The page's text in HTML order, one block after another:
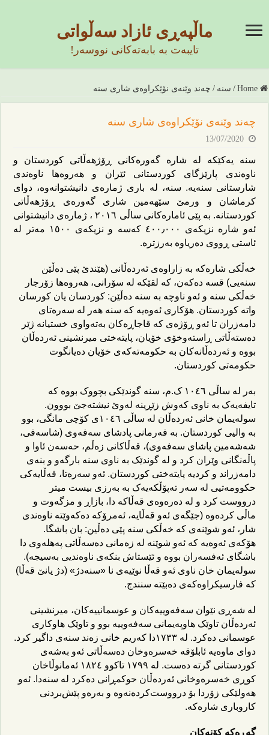
ماڵپەڕی ئازاد سەڵواتی
تایبەت بە بابەتەکانی نووسەر!
Home
/ سنە / چەند وێنەی نۆێکراوەی شاری سنە
چەند وێنەی نۆێکراوەی شاری سنە
13/07/2020
سنە یەکێکە لە شارە گەورەکانی ڕۆژھەڵاتی کوردستان و
ناوەندی پارێزگای کوردستانی ئێران و هەروەها ناوەندی
شارستانی سنەیە‌. سنە، لە باری ژمارەی دانیشتوانەوە، دوای
کرماشان و ورمێ سێهەمین شاری گەورەی ڕۆژهەڵاتی
کوردستانه‌. بە پێی ئامارەکانی ساڵی ٢٠١٦ ، ژمارەی دانیشتوانی
ئەو شارە نزیکەی ٤٠٠٫٠٠٠ کەسە و نزیکەی ١٥٠٠ مەتر لە
ئاستی ڕووی دەریاوه بەرزترە.
خەڵکی شارەکە بە زاراوەی ئەردەڵانی (هێندێ پێی دەڵێن
سنەیی) قسە دەکەن، کە لقێکە لە سۆرانی، هەروەها زۆرجار
خەڵکی سنە و ئەو ناوچە بە سنە دەڵێن: کوردسان یان کورسان
واتە کوردستان. هۆکاری ئەوەیە کە سنە هەر لە سەرەتای
دامەزران تا ئەو ڕۆژەی کە قاجاڕەکان بەتەواوی خستیانە ژێر
دەستەڵاتی ڕاستەوخۆی خۆیان، پایتەختی میرنشینی ئەردەڵان
بووە و ئەردەڵانەکان بە حکومەتەکەی خۆیان دەیانگوت
حکومەتی کوردستان.
بەر لە ساڵی ١٠٤٦ ک.م، سنە گوندێکی بچووک بووە کە
تایفەیەک بە ناوی کەوش زێڕینە لەوێ نیشتەجێ بووون.
سولەیمان خانی ئەردەڵان لە ساڵی ١٠٤٦ی کۆچی مانگی، بوو
بە والیی کوردستان. بە فەرمانی پادشای سەفەوی (شاسەفی،
شەشەمین پاشای سەفەوی)، قەڵاکانی زەڵم، حەسەن ئاوا و
پاڵەنگانی وێران کرد و لە گوندێک بە ناوی سنە بارگەو و بنەی
دامەزراند و کردیە پایتەختی کوردستان. ئەو سەرەتا، قەڵایەکی
حکوومەتیی لە سەر تەپۆڵکەیەک بە بەرزی بیست میتر
درووست کرد و لە دەرەوەی قەڵاکە دا، بازاڕ و مزگەوت و
ماڵی کردەوە (جێگەی ئەو قەڵایە، ئەمرۆکە دەکەوێتە ناوەندی
شار، ئەو شوێنەی کە خەڵکی سنە پێی دەڵین: بان باشگا.
ھۆکەی ئەوەیە کە ئەو شوێنە لە زەمانی دەسەڵاتی پەھلەوی دا
باشگای ئەفسەران بووە و ئێستاش بنکەی ناوەندیی بەسیجە).
سولەیمان خان ناوی ئەو قەڵا نوێیەی نا «سنەدژ» (دژ یانێ قەڵا)
کە فارسیکراوەکەی دەبێتە سنندج.
لە شەڕی نێوان سەفەوییەکان و عوسمانییەکان، میرنشینی
ئەردەڵان تاوێک ھاوپەیمانی سەفەوییە بوو و تاوێک ھاوکاری
عوسمانی دەکرد. لە ١٧٣٣دا کەریم خانی زەند سنەی داگیر کرد.
دوای ماوەیە ئابلۆقە خەسرەوخان دەسەڵاتی ئەو بەشەی
کوردستانی گرتە دەست. لە ١٧٩٩ تاکوو ١٨٢٤ ئەمانوڵاخان
کوڕی خەسرەوخانی ئەردەڵان حوکمڕانی دەکرد لە سنەدا. ئەو
ھەولێکی زۆردا بۆ درووست‌کردەنەوە و بەرەو پێش‌بردنی
کاروباری شارەکە.
گەڕەکە کۆنەکان